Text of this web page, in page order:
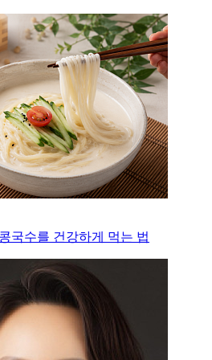
국수를 건강하게 먹는 법